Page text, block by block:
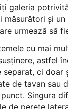
galeria
măsurători și un
urmează să
cu mai
astfel
ci doar
de tavan sau
Singura
de perete